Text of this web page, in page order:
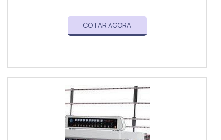
COTAR AGORA